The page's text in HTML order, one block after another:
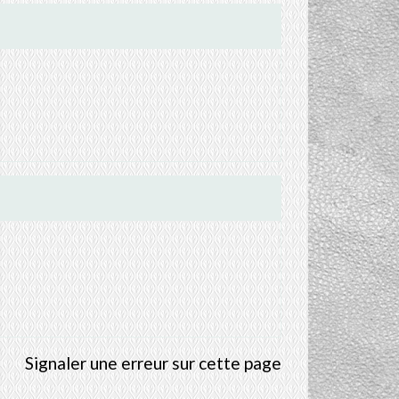
Signaler une erreur sur cette page